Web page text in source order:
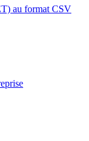
au format CSV